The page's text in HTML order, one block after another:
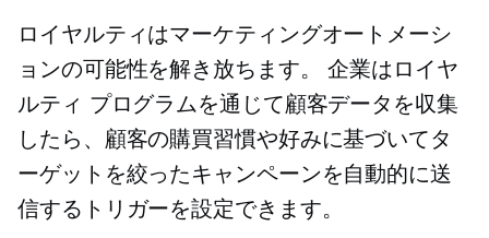
ロイヤルティはマーケティングオートメーシ
ョンの可能性を解き放ちます。 企業はロイヤ
ルティ プログラムを通じて顧客データを収集
したら、顧客の購買習慣や好みに基づいてタ
ーゲットを絞ったキャンペーンを自動的に送
信するトリガーを設定できます。